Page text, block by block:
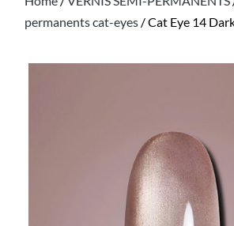
permanents cat-eyes / Cat Eye 14